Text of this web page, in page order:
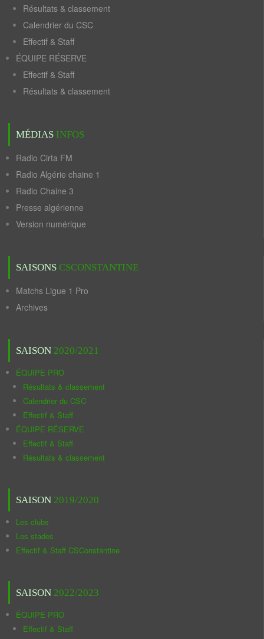
Résultats & classement
Calendrier du CSC
Effectif & Staff
ÉQUIPE RÉSERVE
Effectif & Staff
Résultats & classement
MÉDIAS INFOS
Radio Cirta FM
Radio Algérie chaine 1
Radio Chaine 3
Presse algérienne
Version numérique
SAISONS CSCONSTANTINE
Matchs Ligue 1 Pro
Archives
SAISON 2020/2021
ÉQUIPE PRO
Résultats & classement
Calendrier du CSC
Effectif & Staff
ÉQUIPE RÉSERVE
Effectif & Staff
Résultats & classement
SAISON 2019/2020
Les clubs
Les stades
Effectif & Staff CSConstantine
SAISON 2022/2023
ÉQUIPE PRO
Effectif & Staff